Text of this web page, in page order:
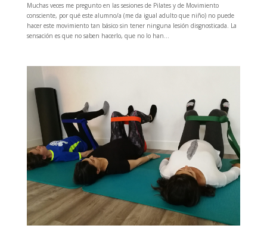
Muchas veces me pregunto en las sesiones de Pilates y de Movimiento
consciente, por qué este alumno/a (me da igual adulto que niño) no puede
hacer este movimiento tan básico sin tener ninguna lesión disgnosticada. La
sensación es que no saben hacerlo, que no lo han...